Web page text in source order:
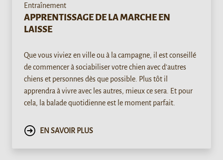
Entraînement
APPRENTISSAGE DE LA MARCHE EN
LAISSE
Que vous viviez en ville ou à la campagne, il est conseillé
de commencer à sociabiliser votre chien avec d'autres
chiens et personnes dès que possible. Plus tôt il
apprendra à vivre avec les autres, mieux ce sera. Et pour
cela, la balade quotidienne est le moment parfait.
EN SAVOIR PLUS